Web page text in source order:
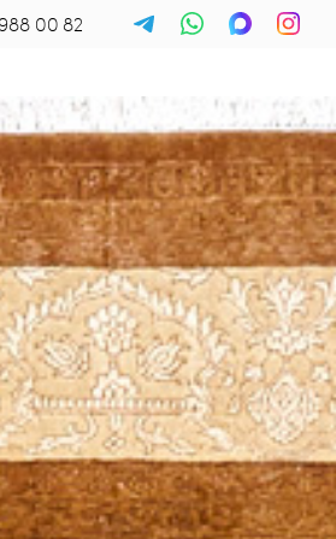
00 82